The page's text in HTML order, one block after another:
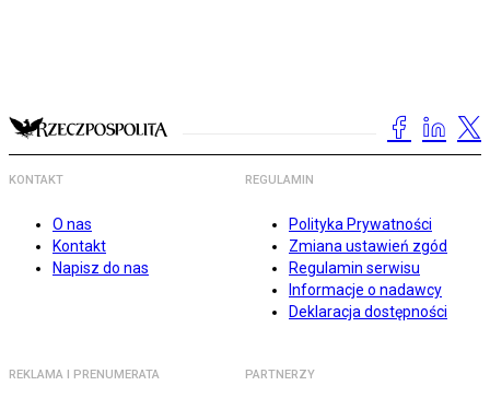
KONTAKT
O nas
Kontakt
Napisz do nas
REGULAMIN
Polityka Prywatności
Zmiana ustawień zgód
Regulamin serwisu
Informacje o nadawcy
Deklaracja dostępności
REKLAMA I PRENUMERATA PARTNERZY